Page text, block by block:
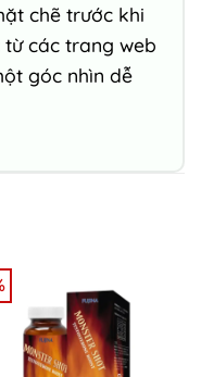
chẽ trước khi
các trang web
góc nhìn dễ